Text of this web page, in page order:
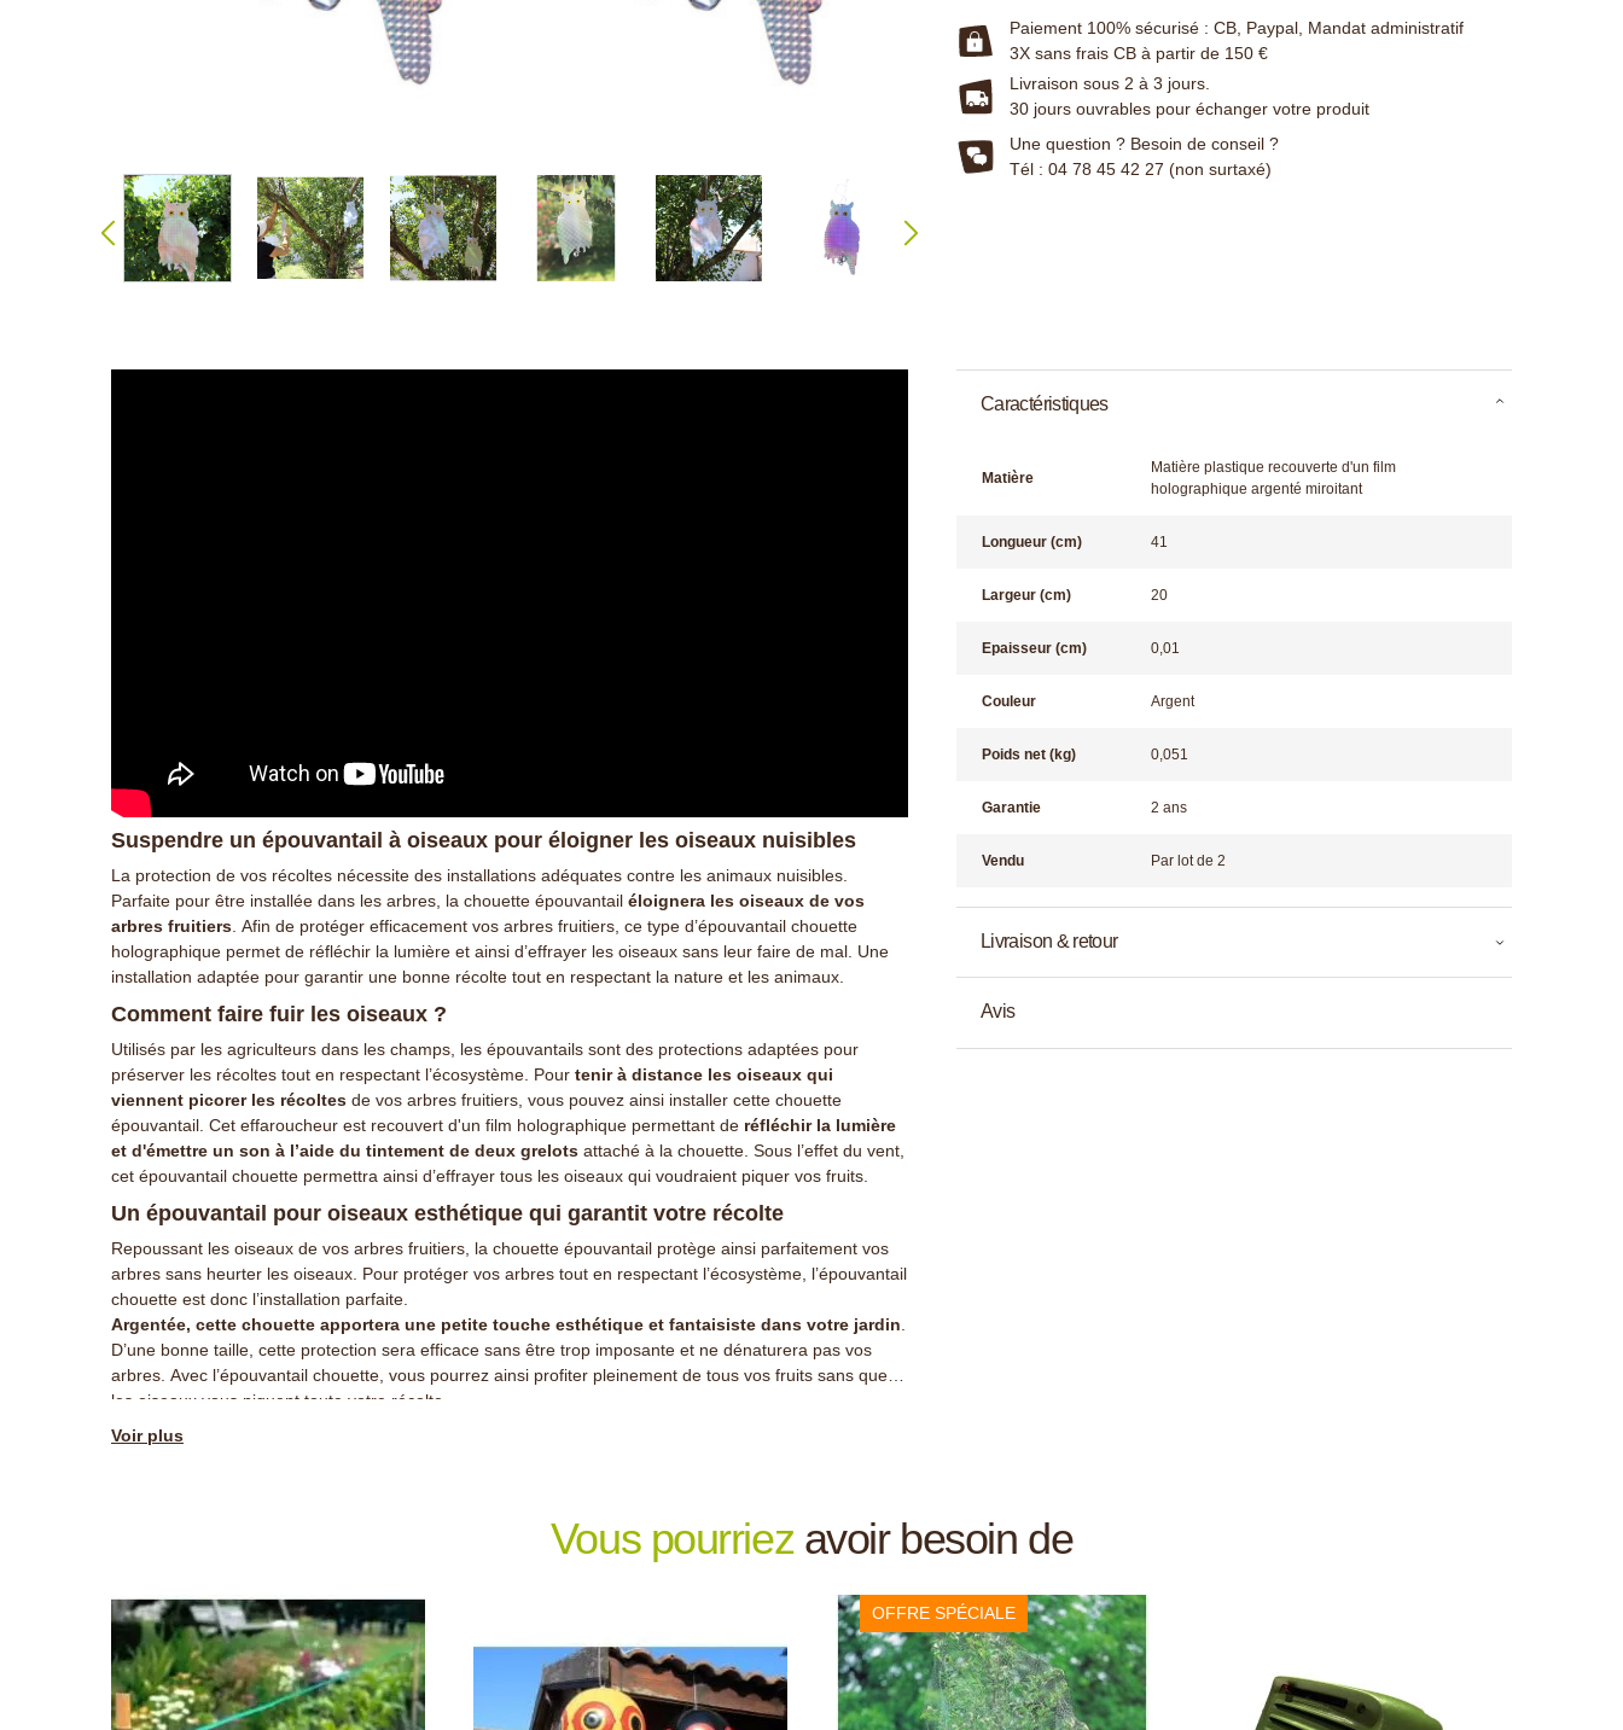
Paiement 100% sécurisé : CB, Paypal, Mandat administratif
3X sans frais CB à partir de 150 €
Livraison sous 2 à 3 jours.
30 jours ouvrables pour échanger votre produit
Une question ? Besoin de conseil ?
Tél : 04 78 45 42 27 (non surtaxé)
Suspendre un épouvantail à oiseaux pour éloigner les oiseaux nuisibles
La protection de vos récoltes nécessite des installations adéquates contre les animaux nuisibles.
Parfaite pour être installée dans les arbres, la chouette épouvantail éloignera les oiseaux de vos
arbres fruitiers . Afin de protéger efficacement vos arbres fruitiers, ce type d’épouvantail chouette
holographique permet de réfléchir la lumière et ainsi d’effrayer les oiseaux sans leur faire de mal. Une
installation adaptée pour garantir une bonne récolte tout en respectant la nature et les animaux.
Comment faire fuir les oiseaux ?
Utilisés par les agriculteurs dans les champs, les épouvantails sont des protections adaptées pour
préserver les récoltes tout en respectant l’écosystème. Pour tenir à distance les oiseaux qui
viennent picorer les récoltes de vos arbres fruitiers, vous pouvez ainsi installer cette chouette
épouvantail. Cet effaroucheur est recouvert d'un film holographique permettant de réfléchir la lumière
et d'émettre un son à l’aide du tintement de deux grelots attaché à la chouette. Sous l’effet du vent,
cet épouvantail chouette permettra ainsi d’effrayer tous les oiseaux qui voudraient piquer vos fruits.
Un épouvantail pour oiseaux esthétique qui garantit votre récolte
Repoussant les oiseaux de vos arbres fruitiers, la chouette épouvantail protège ainsi parfaitement vos
arbres sans heurter les oiseaux. Pour protéger vos arbres tout en respectant l’écosystème, l’épouvantail
chouette est donc l’installation parfaite.
Argentée, cette chouette apportera une petite touche esthétique et fantaisiste dans votre jardin
D’une bonne taille, cette protection sera efficace sans être trop imposante et ne dénaturera pas vos
arbres. Avec l’épouvantail chouette, vous pourrez ainsi profiter pleinement de tous vos fruits sans que
les oiseaux vous piquent toute votre récolte.
Retrouvez toute la gamme
+ Décoration fantaisiste argentée qui embellit les arbres tout en protégeant les récoltes
+Décoration extérieure efficace
Voir plus
Caractéristiques
Matière
Matière plastique recouverte d'un film
holographique argenté miroitant
Longueur (cm) 41
Largeur (cm) 20
Epaisseur (cm) 0,01
Couleur Argent
Poids net (kg) 0,051
Garantie 2 ans
Vendu Par lot de 2
Livraison & retour
Avis
Vous pourriezavoir besoin de
OFFRE SPÉCIALE